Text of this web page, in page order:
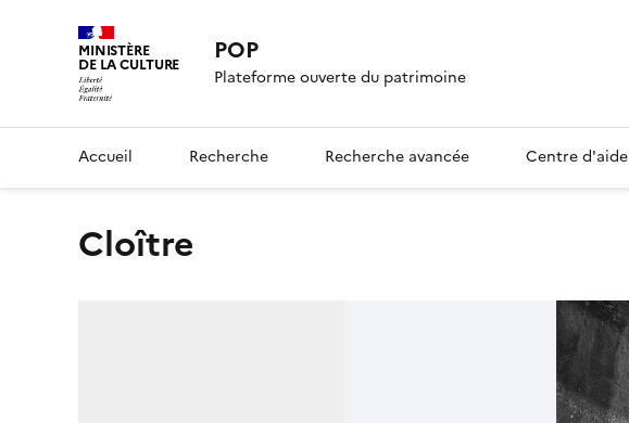
MINISTÈRE
DE LA CULTURE POP
Plateforme ouverte du patrimoine
Accueil Recherche Recherche avancée Centre d'aide
Cloître